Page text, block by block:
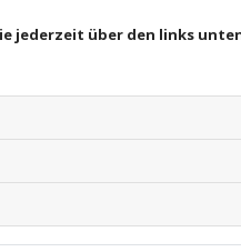
36 VSBG bereit/
jederzeit über den links